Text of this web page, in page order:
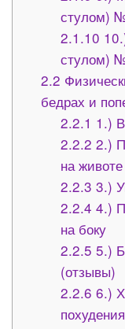
стулом)
2.1.10
стулом)
2.2
бедрах и
2.2.1 1.)
2.2.2 2.)
на животе
2.2.3 3.)
2.2.4 4.)
на боку
2.2.5 5.)
(отзывы)
2.2.6 6.)